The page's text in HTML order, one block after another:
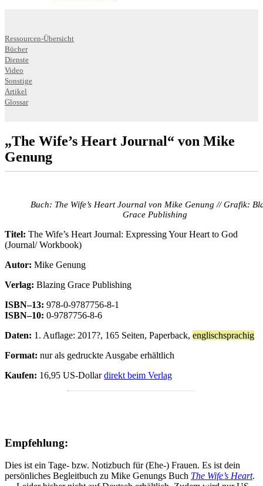
Ressourcen-Übersicht
Bücher
Dienste
Video
Sonstige
Artikel
Glossar
„The Wife’s Heart Journal“ von Mike
Genung
Buch: The Wife’s Heart Journal von Mike Genung // Grafik:
Grace Publishing
Titel: The Wife’s Heart Journal: Expressing Your Heart to God
(Journal/ Workbook)
Autor: Mike Genung
Verlag: Blazing Grace Publishing
ISBN–13: 978-0-9787756-8-1
ISBN–10: 0-9787756-8-6
Daten: 1. Auflage: 2017?, 165 Seiten, Paperback, englischsprachig
Format: nur als gedruckte Ausgabe erhältlich
Kaufen: 16,95 US-Dollardirekt beim Verlag
Empfehlung:
Dies ist ein Tage- bzw. Notizbuch für (Ehe-) Frauen. Es ist dein
persönliches Begleitbuch zu Mike Genungs Buch The Wife’s Heart.